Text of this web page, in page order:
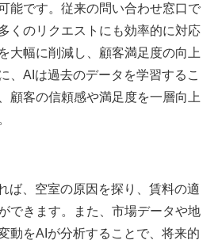
能です。従来の問い合わせ窓口で
くのリクエストにも効率的に対応
大幅に削減し、顧客満足度の向上
、AIは過去のデータを学習するこ
顧客の信頼感や満足度を一層向上
ば、空室の原因を探り、賃料の適
できます。また、市場データや地
動をAIが分析することで、将来的